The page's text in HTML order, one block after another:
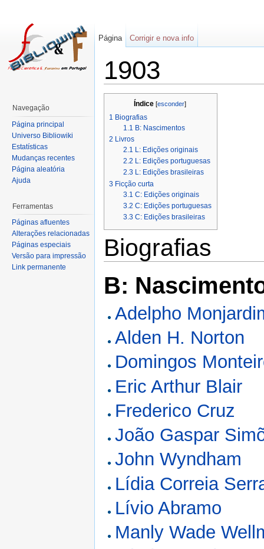
1903
Índice[esconder]
1 Biografias
1.1 B: Nascimentos
2 Livros
2.1 L: Edições originais
2.2 L: Edições portuguesas
2.3 L: Edições brasileiras
3 Ficção curta
3.1 C: Edições originais
3.2 C: Edições portuguesas
3.3 C: Edições brasileiras
Biografias
B:
Adelpho
Alden H. Norton
Domingos
Eric Arthur Blair
Frederico Cruz
João Gaspar
John Wyndham
Lídia Correia
Lívio Abramo
Manly Wade
Página Corrigir e nova info
Navegação
Página principal
Universo Bibliowiki
Estatísticas
Mudanças recentes
Página aleatória
Ajuda
Ferramentas
Páginas afluentes
Alterações relacionadas
Páginas especiais
Versão para impressão
Link permanente